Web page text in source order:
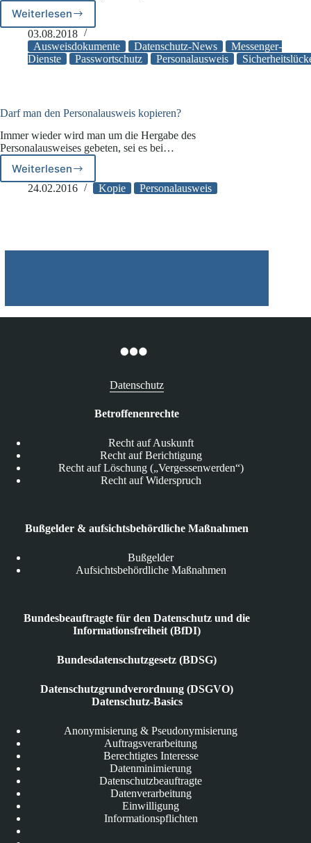
Weiterlesen
Telegram-
Passport
03.08.2018
Ausweisdokumente
Datenschutz-News
Messenger-
Dienste
Passwortschutz Personalausweis
Darf man den Personalausweis kopieren?
Immer wieder wird man um die Hergabe des
Personalausweises gebeten, sei es bei…
Weiterlesen
Darf
man
24.02.2016 Kopie Personalausweis
Datenschutz
Betroffenenrechte
Recht auf Auskunft
Recht auf Berichtigung
Recht auf Löschung („Vergessenwerden“)
Recht auf Widerspruch
Bußgelder & aufsichtsbehördliche Maßnahmen
Bußgelder
Aufsichtsbehördliche Maßnahmen
Bundesbeauftragte für den Datenschutz und die
Informationsfreiheit (BfDI)
Bundesdatenschutzgesetz (BDSG)
Datenschutzgrundverordnung (DSGVO)
Datenschutz-Basics
Anonymisierung & Pseudonymisierung
Auftragsverarbeitung
Berechtigtes Interesse
Datenminimierung
Datenschutzbeauftragte
Datenverarbeitung
Einwilligung
Informationspflichten